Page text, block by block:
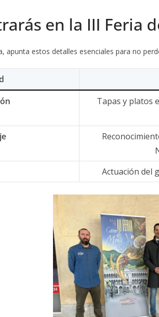
en la III Feria
apunta estos detalles esenciales para no
Tapas y platos
Actuación del